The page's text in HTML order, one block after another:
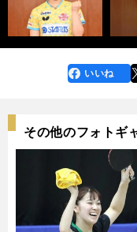
faceboo
k
いいね
その他のフォトギ